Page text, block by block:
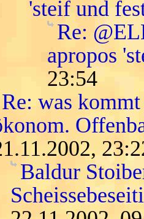
'steif und
Re:
apropos
23:54
Re: was
Baldur